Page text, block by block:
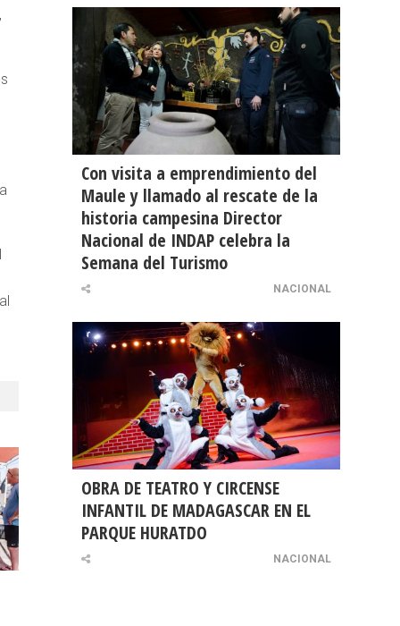
Con visita a emprendimiento del
Maule y llamado al rescate de la
historia campesina Director
Nacional de INDAP celebra la
Semana del Turismo
NACIONAL
OBRA DE TEATRO Y CIRCENSE
INFANTIL DE MADAGASCAR EN EL
PARQUE HURATDO
NACIONAL